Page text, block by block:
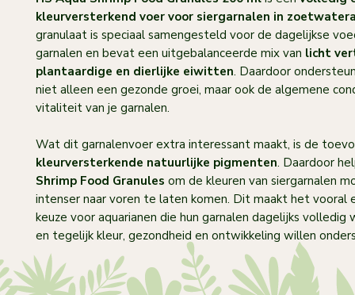
kleurversterkend voer voor siergarnalen in
granulaat is speciaal samengesteld voor de dagelijkse
garnalen en bevat een uitgebalanceerde mix van licht
plantaardige en dierlijke eiwitten. Daardoor
niet alleen een gezonde groei, maar ook de algemene
vitaliteit van je garnalen.
Wat dit garnalenvoer extra interessant maakt, is de
kleurversterkende natuurlijke pigmenten. Daardoor
Shrimp Food Granules om de kleuren van siergarnalen
intenser naar voren te laten komen. Dit maakt het vooral
keuze voor aquarianen die hun garnalen dagelijks volledig
en tegelijk kleur, gezondheid en ontwikkeling willen